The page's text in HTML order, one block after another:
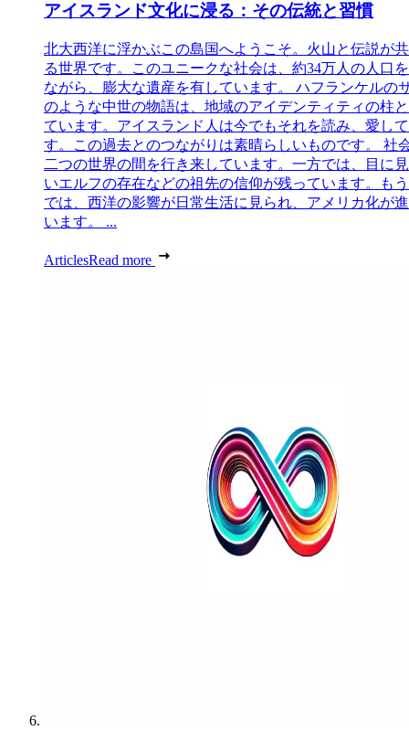
アイスランド文化に浸る：その伝統と習慣
北大西洋に浮かぶこの島国へようこそ。火山と伝説が
る世界です。このユニークな社会は、約34万人の人口
ながら、膨大な遺産を有しています。 ハフランケルの
のような中世の物語は、地域のアイデンティティの柱
ています。アイスランド人は今でもそれを読み、愛し
す。この過去とのつながりは素晴らしいものです。 社
二つの世界の間を行き来しています。一方では、目に
いエルフの存在などの祖先の信仰が残っています。も
では、西洋の影響が日常生活に見られ、アメリカ化が
います。 ...
ArticlesRead more